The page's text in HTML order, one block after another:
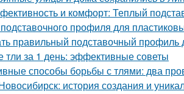
и комфорт: Теплый
профиля для
правильный подставочный
тли за 1 день: эффективные советы
способы борьбы с тлями: два
история создания и